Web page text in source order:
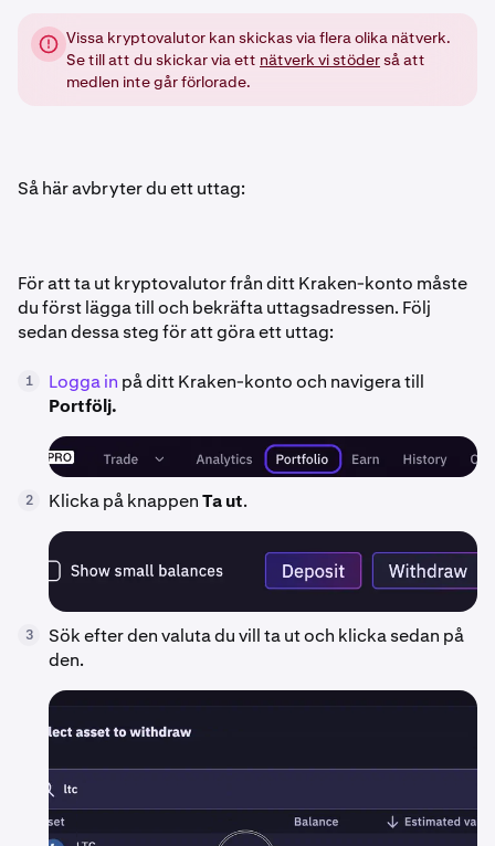
Vissa kryptovalutor kan skickas via flera olika nätverk.
Se till att du skickar via ett nätverk vi stöderså att
medlen inte går förlorade.
Så här avbryter du ett uttag:
För att ta ut kryptovalutor från ditt Kraken-konto måste
du först lägga till och bekräfta uttagsadressen. Följ
sedan dessa steg för att göra ett uttag:
1 Logga in på ditt Kraken-konto och navigera till
Portfölj.
2 Klicka på knappenTa ut.
3
Sök efter den valuta du vill ta ut och klicka sedan på
den.